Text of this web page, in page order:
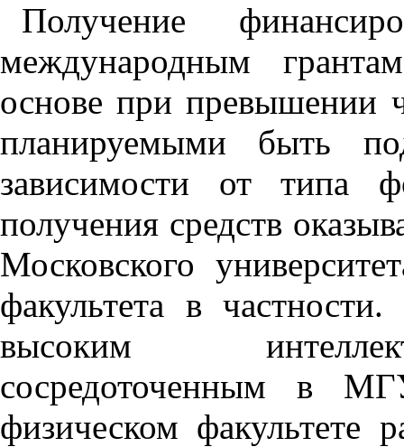
Получение
международным
основе при превышении
планируемыми быть
зависимости от типа
получения средств
Московского
факультета в
высоким
сосредоточенным в
физическом